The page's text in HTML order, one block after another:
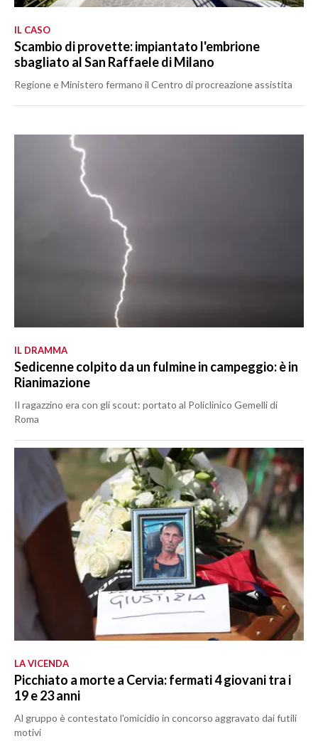
IL CASO
Scambio di provette: impiantato l'embrione
sbagliato al San Raffaele di Milano
Regione e Ministero fermano il Centro di procreazione assistita
IL DRAMMA
Sedicenne colpito da un fulmine in campeggio: è in
Rianimazione
Il ragazzino era con gli scout: portato al Policlinico Gemelli di
Roma
LA VICENDA
Picchiato a morte a Cervia: fermati 4 giovani tra i
19 e 23 anni
Al gruppo è contestato l'omicidio in concorso aggravato dai futili
motivi